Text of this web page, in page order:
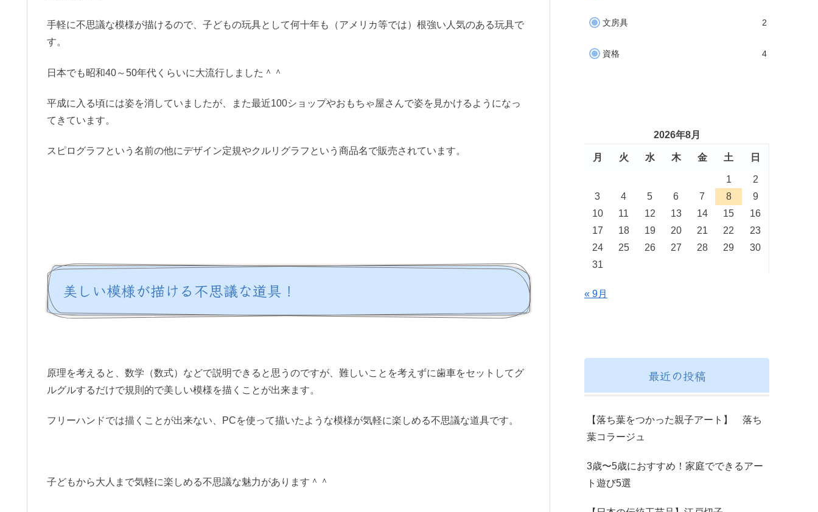
手軽に不思議な模様が描けるので、子どもの玩具として何十年も（アメリカ等では）根強い人気のある玩具で
す。
日本でも昭和40～50年代くらいに大流行しました＾＾
平成に入る頃には姿を消していましたが、また最近100ショップやおもちゃ屋さんで姿を見かけるようになっ
てきています。
スピログラフという名前の他にデザイン定規やクルリグラフという商品名で販売されています。
美しい模様が描ける不思議な道具！
原理を考えると、数学（数式）などで説明できると思うのですが、難しいことを考えずに歯車をセットしてグ
ルグルするだけで規則的で美しい模様を描くことが出来ます。
フリーハンドでは描くことが出来ない、PCを使って描いたような模様が気軽に楽しめる不思議な道具です。
子どもから大人まで気軽に楽しめる不思議な魅力があります＾＾
文房具 2
資格 4
2026年8月
月 火 水 木 金 土 日
1
2
3
4 5 6 7 8
9
10
11 12 13 14 15
16
17
18 19 20 21 22
23
24
25 26 27 28 29
30
31
« 9月
最近の投稿
【落ち葉をつかった親子アート】 落ち
葉コラージュ
3歳〜5歳におすすめ！家庭でできるアー
ト遊び5選